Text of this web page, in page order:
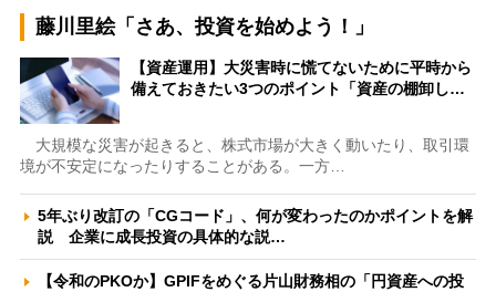
藤川里絵「さあ、投資を始めよう！」
【資産運用】大災害時に慌てないために平時から
備えておきたい3つのポイント「資産の棚卸し…
大規模な災害が起きると、株式市場が大きく動いたり、取引環
境が不安定になったりすることがある。一方…
5年ぶり改訂の「CGコード」、何が変わったのかポイントを解
説 企業に成長投資の具体的な説…
【令和のPKOか】GPIFをめぐる片山財務相の「円資産への投